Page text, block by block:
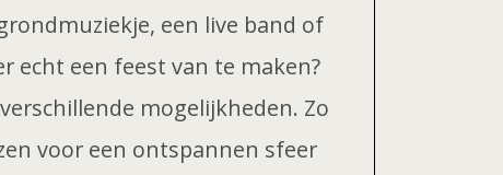
een live band of
echt een feest van te maken?
mogelijkheden. Zo
voor een ontspannen sfeer